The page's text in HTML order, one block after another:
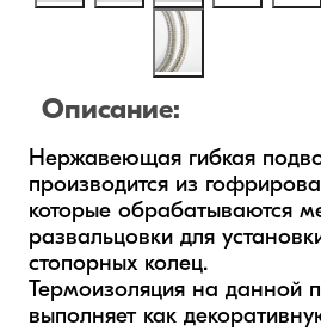
Описание:
Нержавеющая гибкая
производится из
которые обрабатываются
развальцовки для
стопорных колец.
Термоизоляция на данной
выполняет как